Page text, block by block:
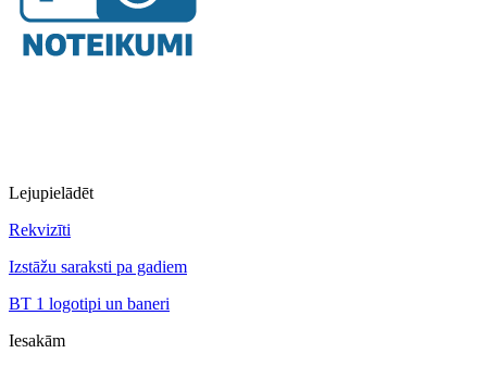
Lejupielādēt
Rekvizīti
Izstāžu saraksti pa gadiem
BT 1 logotipi un baneri
Iesakām